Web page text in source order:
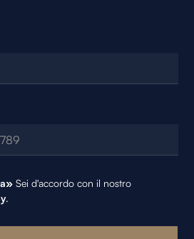
Sei d'accordo con il nostro
.